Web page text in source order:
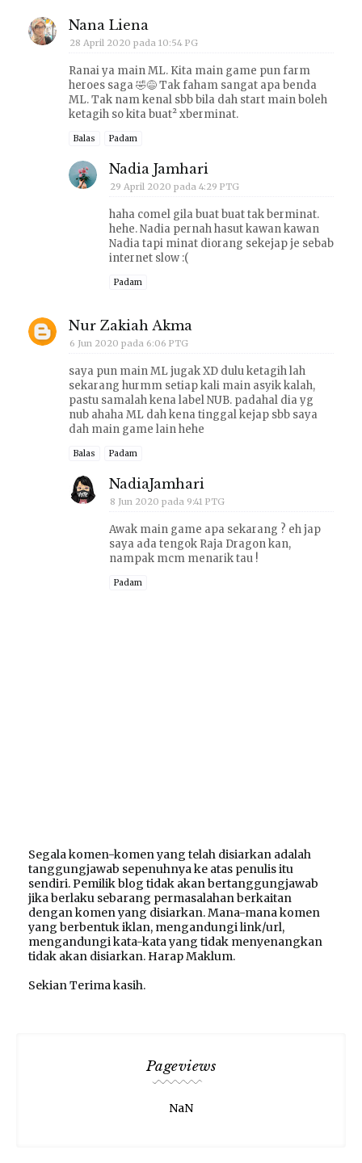
Nana Liena
28 April 2020 pada 10:54 PG
Ranai ya main ML. Kita main game pun farm
heroes saga 🤣😅 Tak faham sangat apa benda
ML. Tak nam kenal sbb bila dah start main boleh
ketagih so kita buat² xberminat.
Balas Padam
Nadia Jamhari
29 April 2020 pada 4:29 PTG
haha comel gila buat buat tak berminat.
hehe. Nadia pernah hasut kawan kawan
Nadia tapi minat diorang sekejap je sebab
internet slow :(
Padam
Nur Zakiah Akma
6 Jun 2020 pada 6:06 PTG
saya pun main ML jugak XD dulu ketagih lah
sekarang hurmm setiap kali main asyik kalah,
pastu samalah kena label NUB. padahal dia yg
nub ahaha ML dah kena tinggal kejap sbb saya
dah main game lain hehe
Balas Padam
NadiaJamhari
8 Jun 2020 pada 9:41 PTG
Awak main game apa sekarang ? eh jap
saya ada tengok Raja Dragon kan,
nampak mcm menarik tau !
Padam
Segala komen-komen yang telah disiarkan adalah
tanggungjawab sepenuhnya ke atas penulis itu
sendiri. Pemilik blog tidak akan bertanggungjawab
jika berlaku sebarang permasalahan berkaitan
dengan komen yang disiarkan. Mana-mana komen
yang berbentuk iklan, mengandungi link/url,
mengandungi kata-kata yang tidak menyenangkan
tidak akan disiarkan. Harap Maklum.
Sekian Terima kasih.
Pageviews
NaN